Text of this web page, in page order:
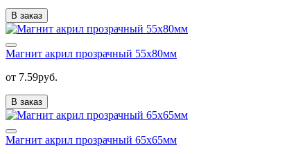
В заказ
Магнит акрил прозрачный 55х80мм
от 7.59руб.
В заказ
Магнит акрил прозрачный 65х65мм